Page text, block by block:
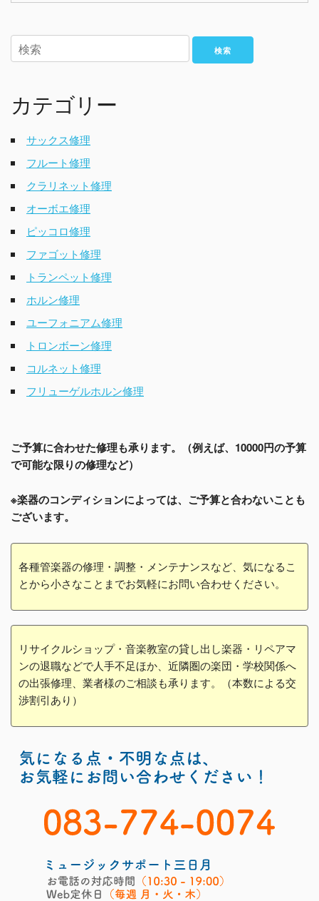
検索
カテゴリー
サックス修理
フルート修理
クラリネット修理
オーボエ修理
ピッコロ修理
ファゴット修理
トランペット修理
ホルン修理
ユーフォニアム修理
トロンボーン修理
コルネット修理
フリューゲルホルン修理
ご予算に合わせた修理も承ります。（例えば、10000円の予算
で可能な限りの修理など）
※楽器のコンディションによっては、ご予算と合わないことも
ございます。
各種管楽器の修理・調整・メンテナンスなど、気になるこ
とから小さなことまでお気軽にお問い合わせください。
リサイクルショップ・音楽教室の貸し出し楽器・リペアマ
ンの退職などで人手不足ほか、近隣圏の楽団・学校関係へ
の出張修理、業者様のご相談も承ります。（本数による交
渉割引あり）